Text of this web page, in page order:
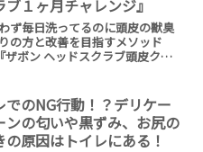
ブ１ヶ月チャレンジ』
ず毎日洗ってるのに頭皮の獣臭
の方と改善を目指すメソッド
ザボン ヘッドスクラブ頭皮クレ
頭皮さんは特に一度お試し下さ
でのNG行動！？デリケー
ンの匂いや黒ずみ、お尻の
の原因はトイレにある！